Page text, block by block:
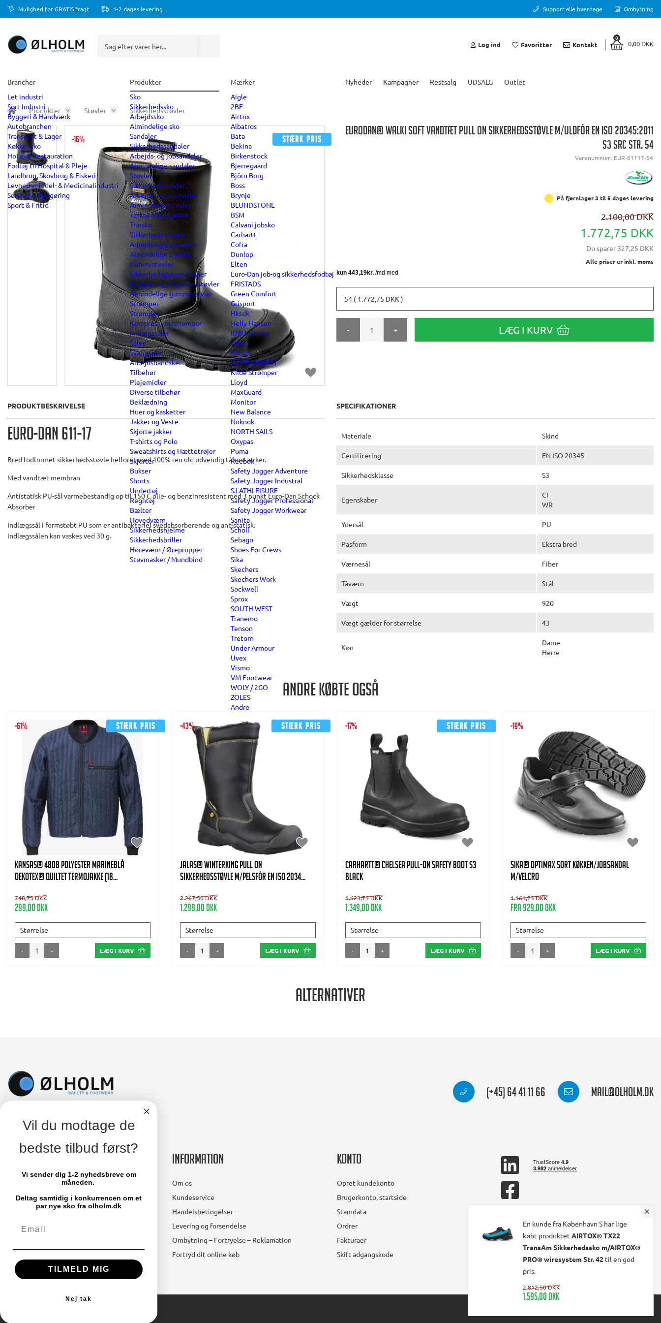
Mulighed for GRATIS fragt 1-2 dages levering Support alle hverdage Ombytning
Log ind Favoritter Kontakt
0
0,00 DKK
Brancher
Let industri
Sort Industri
Byggeri & Håndværk
Autobranchen
Transport & Lager
Køkkensko
Hotel & Restauration
Fodtøj til Hospital & Pleje
Landbrug, Skovbrug & Fiskeri
Levnedsmiddel- & Medicinalindustri
Service & Rengøring
Sport & Fritid
Produkter
Sko
Sikkerhedssko
Arbejdssko
Almindelige sko
Sandaler
Sikkerhedssandaler
Arbejds- og jobsandaler
Almindelige sandaler
Støvler
Sikkerhedsstøvler
Arbejds- og jobstøvler
Almindelige støvler
Tasker & Rygsække
Træsko
Sikkerhedstræsko
Arbejds-og jobtræsko
Almindelige træsko
Gummistøvler
Sikkerhedsgummistøvler
Arbejds- og jobgummistøvler
Almindelige gummistøvler
Strømper
Strømper
Kompressionsstrømper
Indlægssåler
Såler
Svangsåler
Arbejdshandsker
Tilbehør
Plejemidler
Diverse tilbehør
Beklædning
Huer og kasketter
Jakker og Veste
Skjorte jakker
T-shirts og Polo
Sweatshirts og Hættetrøjer
Skjorter
Bukser
Shorts
Undertøj
Regntøj
Bælter
Hovedværn
Sikkerhedshjelme
Sikkerhedsbriller
Høreværn / Ørepropper
Støvmasker / Mundbind
Mærker
Aigle
2BE
Airtox
Albatros
Bata
Bekina
Birkenstock
Bjerregaard
Björn Borg
Boss
Brynje
BLUNDSTONE
BSM
Calvani jobsko
Carhartt
Cofra
Dunlop
Elten
Euro-Dan job-og sikkerhedsfodtøj
FRISTADS
Green Comfort
Grisport
Hksdk
Helly Hansen
ID® Identity
Jalas
Kansas
KOPENHAKEN
Kilde Strømper
Lloyd
MaxGuard
Monitor
New Balance
Noknok
NORTH SAILS
Oxypas
Puma
Reebok
Safety Jogger Adventure
Safety Jogger Industral
SJ ATHLEISURE
Safety Jogger Professional
Safety Jogger Workwear
Sanita
Scholl
Sebago
Shoes For Crews
Sika
Skechers
Skechers Work
Sockwell
Sprox
SOUTH WEST
Tranemo
Tenson
Tretorn
Under Armour
Uvex
Vismo
VM Footwear
WOLY / 2GO
ZOLES
Andre
Nyheder Kampagner Restsalg UDSALG Outlet
Produkter Støvler Sikkerhedsstøvler
-16% Stærk pris
EURODAN® WALKI SOFT VANDTÆT PULL ON SIKKERHEDSSTØVLE M/ULDFÓR EN ISO 20345:2011
S3 SRC STR. 54
Varenummer: EUR-61117-54
På fjernlager 3 til 5 dages levering
2.100,00 DKK
1.772,75 DKK
Du sparer 327,25 DKK
Alle priser er inkl. moms
54 ( 1.772,75 DKK )
- + LÆG I KURV
PRODUKTBESKRIVELSE
EURO-DAN 611-17
Bred fodformet sikkerhedsstøvle helforet med 100% ren uld udvendig tåforstærker.
Med vandtæt membran
Antistatisk PU-sål varmebestandig op til 150 C olie- og benzinresistent med 3 punkt Euro-Dan Schock
Absorber
Indlægssål i formstøbt PU som er antibakteriel svedabsorberende og antistatisk.
Indlægssålen kan vaskes ved 30 g.
SPECIFIKATIONER
Materiale Skind
Certificering EN ISO 20345
Sikkerhedsklasse S3
Egenskaber
CI
WR
Ydersål PU
Pasform Ekstra bred
Værnesål Fiber
Tåværn Stål
Vægt 920
Vægt gælder for størrelse 43
Køn
Dame
Herre
Andre købte også
Stærk pris
-61%
KANSAS® 4808 Polyester MARINEBLÅ
Oekotex® quiltet Termojakke (18...
748,75 DKK
299,00 DKK
Størrelse
- + LÆG I KURV
Stærk pris
-43%
JALAS® Winterking Pull On
Sikkerhedsstøvle m/pelsfór EN ISO 2034...
2.267,50 DKK
1.299,00 DKK
Størrelse
- + LÆG I KURV
Stærk pris
-17%
CARHARTT® CHELSEA PULL-ON SAFETY BOOT S3
BLACK
1.623,75 DKK
1.349,00 DKK
Størrelse
- + LÆG I KURV
-19%
SIKA® OPTIMAX SORT KØKKEN/JOBSANDAL
m/VELCRO
1.161,25 DKK
Fra 929,00 DKK
Størrelse
- + LÆG I KURV
Alternativer
(+45) 64 41 11 66 mail@olholm.dk
Lollandsvej 29
5500 Middelfart
Telefon: 64 41 11 66
Information
Om os
Kundeservice
Handelsbetingelser
Levering og forsendelse
Ombytning – Fortryelse – Reklamation
Fortryd dit online køb
Konto
Opret kundekonto
Brugerkonto, startside
Stamdata
Ordrer
Fakturaer
Skift adgangskode
linkedin
square
square
En kunde fra København S har lige
købt produktet AIRTOX® TX22
TransAm Sikkerhedssko m/AIRTOX®
PRO® wiresystem Str. 42 til en god
pris.
2.812,50 DKK
1.595,00 DKK
Vil du modtage de
bedste tilbud først?
Vi sender dig 1-2 nyhedsbreve om
måneden.
Deltag samtidig i konkurrencen om et
par nye sko fra olholm.dk
TILMELD MIG
Nej tak